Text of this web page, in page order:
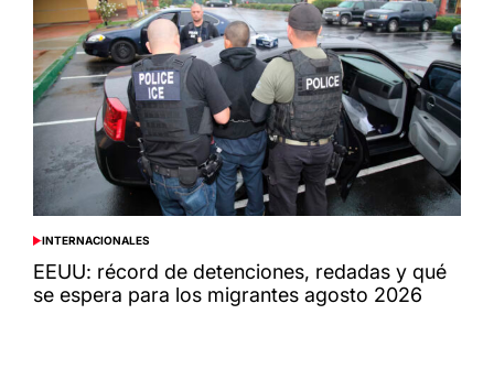
POSTED
IN
INTERNACIONALES
EEUU: récord de detenciones, redadas y qué
se espera para los migrantes agosto 2026